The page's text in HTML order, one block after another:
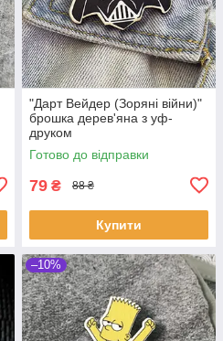
"Дарт Вейдер (Зоряні війни)"
брошка дерев'яна з уф-
друком
Готово до відправки
79 ₴ 88 ₴
Купити
–10%